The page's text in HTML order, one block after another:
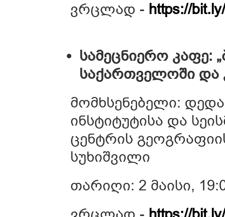
ვრცლად - https://
სამეცნიერო კაფე:
საქართველოში და
მომხსენებელი:
ინსტიტუტისა და
ცენტრის
სუხიშვილი
თარიღი: 2 მაისი,